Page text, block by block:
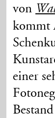
von
kommt
einer